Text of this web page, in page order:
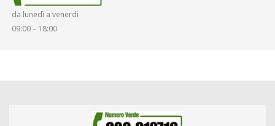
da lunedì a venerdì
09:00 – 18:00